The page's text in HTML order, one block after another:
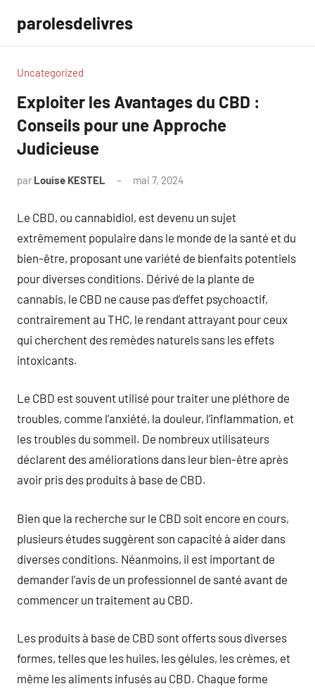
contenu
parolesdelivres
Uncategorized
Exploiter les Avantages du CBD :
Conseils pour une Approche
Judicieuse
par Louise KESTEL mai 7, 2024
Le CBD, ou cannabidiol, est devenu un sujet
extrêmement populaire dans le monde de la santé et du
bien-être, proposant une variété de bienfaits potentiels
pour diverses conditions. Dérivé de la plante de
cannabis, le CBD ne cause pas d’effet psychoactif,
contrairement au THC, le rendant attrayant pour ceux
qui cherchent des remèdes naturels sans les effets
intoxicants.
Le CBD est souvent utilisé pour traiter une pléthore de
troubles, comme l’anxiété, la douleur, l’inflammation, et
les troubles du sommeil. De nombreux utilisateurs
déclarent des améliorations dans leur bien-être après
avoir pris des produits à base de CBD.
Bien que la recherche sur le CBD soit encore en cours,
plusieurs études suggèrent son capacité à aider dans
diverses conditions. Néanmoins, il est important de
demander l’avis de un professionnel de santé avant de
commencer un traitement au CBD.
Les produits à base de CBD sont offerts sous diverses
formes, telles que les huiles, les gélules, les crèmes, et
même les aliments infusés au CBD. Chaque forme